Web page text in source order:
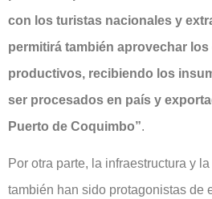
con los turistas nacionales y
permitirá también aprovechar
productivos, recibiendo los
ser procesados en país y
Puerto de Coquimbo”.
Por otra parte, la infraestructura y
también han sido protagonistas de